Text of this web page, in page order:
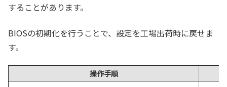
することがあります。
BIOSの初期化を行うことで、設定を工場出荷時に戻せま
す。
操作手順